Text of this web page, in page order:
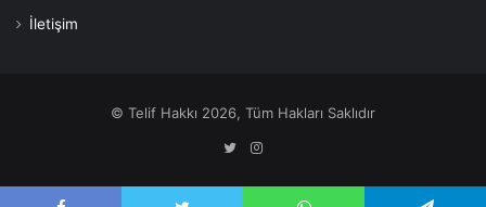
İletişim
© Telif Hakkı 2026, Tüm Hakları Saklıdır
TwitterInstagram